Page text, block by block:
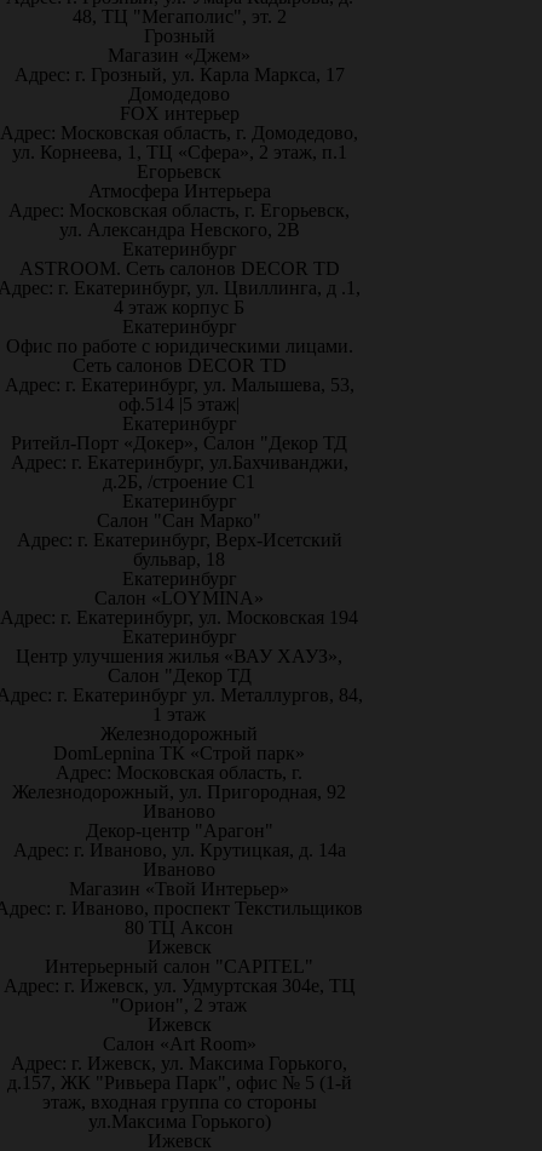
48, ТЦ "Мегаполис", эт. 2
Грозный
Магазин «Джем»
Адрес: г. Грозный, ул. Карла Маркса, 17
Домодедово
FOX интерьер
Адрес: Московская область, г. Домодедово,
ул. Корнеева, 1, ТЦ «Сфера», 2 этаж, п.1
Егорьевск
Атмосфера Интерьера
Адрес: Московская область, г. Егорьевск,
ул. Александра Невского, 2В
Екатеринбург
ASTROOM. Сеть салонов DECOR TD
г. Екатеринбург, ул. Цвиллинга, д .1,
4 этаж корпус Б
Екатеринбург
Офис по работе с юридическими лицами.
Сеть салонов DECOR TD
Адрес: г. Екатеринбург, ул. Малышева, 53,
оф.514 |5 этаж|
Екатеринбург
Ритейл-Порт «Докер», Салон "Декор ТД
Адрес: г. Екатеринбург, ул.Бахчиванджи,
д.2Б, /строение С1
Екатеринбург
Салон "Сан Марко"
Адрес: г. Екатеринбург, Верх-Исетский
бульвар, 18
Екатеринбург
Салон «LOYMINA»
Адрес: г. Екатеринбург, ул. Московская 194
Екатеринбург
Центр улучшения жилья «ВАУ ХАУЗ»,
Салон "Декор ТД
г. Екатеринбург ул. Металлургов, 84,
1 этаж
Железнодорожный
DomLepnina ТК «Строй парк»
Адрес: Московская область, г.
Железнодорожный, ул. Пригородная, 92
Иваново
Декор-центр "Арагон"
Адрес: г. Иваново, ул. Крутицкая, д. 14а
Иваново
Магазин «Твой Интерьер»
г. Иваново, проспект Текстильщиков
80 ТЦ Аксон
Ижевск
Интерьерный салон "CAPITEL"
Адрес: г. Ижевск, ул. Удмуртская 304е, ТЦ
"Орион", 2 этаж
Ижевск
Салон «Art Room»
Адрес: г. Ижевск, ул. Максима Горького,
д.157, ЖК "Ривьера Парк", офис № 5 (1-й
этаж, входная группа со стороны
ул.Максима Горького)
Ижевск